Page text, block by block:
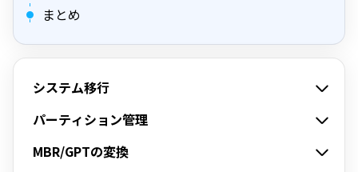
まとめ
システム移行
パーティション管理
MBR/GPTの変換